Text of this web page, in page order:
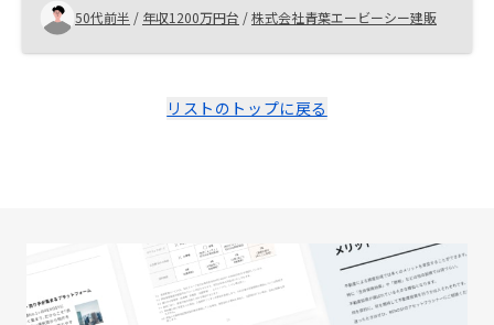
50代前半 / 年収1200万円台 /株式会社青葉エービーシー建販
リストのトップに戻る